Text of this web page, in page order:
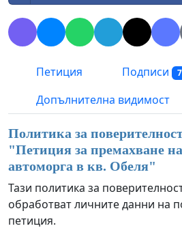
Петиция Подписи 7
Допълнителна видимост
Политика за
"Петиция за премахване
автоморга в кв. Обеля"
Тази политика за
обработват личните данни на
петиция.